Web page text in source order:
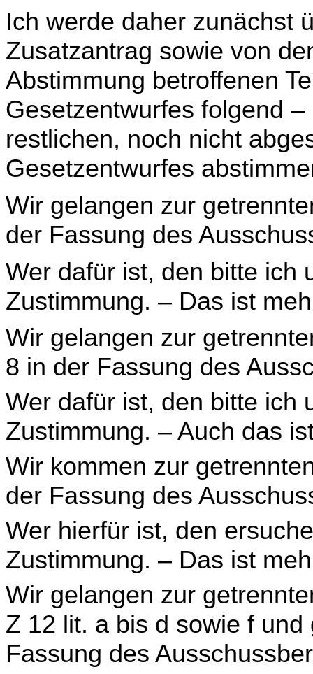
Ich werde daher zunächst
Zusatzantrag sowie von
Abstimmung betroffenen
Gesetzent­wurfes folgend
restlichen, noch nicht
Gesetzentwurfes
Wir gelangen zur
der Fassung des
Wer dafür ist, den bitte ich
Zustimmung. – Das ist
Wir gelangen zur
8 in der Fassung des
Wer dafür ist, den bitte ich
Zustimmung. – Auch das
Wir kommen zur
der Fassung des
Wer hierfür ist, den
Zustimmung. – Das ist
Wir gelangen zur
Z 12 lit. a bis d sowie f
Fassung des